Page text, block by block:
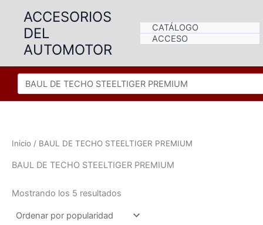
contenido
ACCESORIOS
DEL
AUTOMOTOR
CATÁLOGO
ACCESO
Inicio / BAUL DE TECHO STEELTIGER PREMIUM
BAUL DE TECHO STEELTIGER PREMIUM
Mostrando los 5 resultados